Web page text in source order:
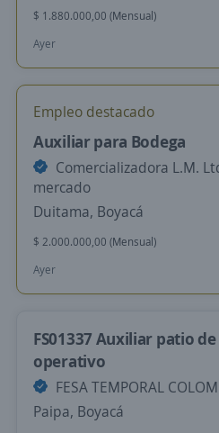
$ 1.880.000,00 (Mensual)
Ayer
Empleo destacado
Auxiliar para Bodega
Comercializadora L.M.
mercado
Duitama, Boyacá
$ 2.000.000,00 (Mensual)
Ayer
FS01337 Auxiliar patio
operativo
FESA TEMPORAL
Paipa, Boyacá